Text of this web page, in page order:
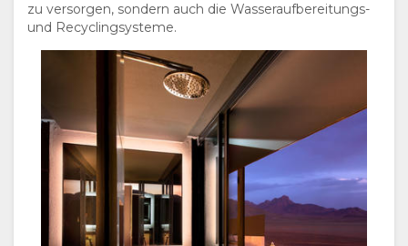
FRANZÖSISCH
ENGLISCH
zu versorgen, sondern auch die Wasseraufbereitungs-
und Recyclingsysteme.